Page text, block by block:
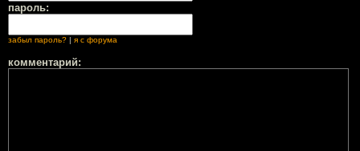
пароль:
забыл пароль? | я с форума
комментарий: